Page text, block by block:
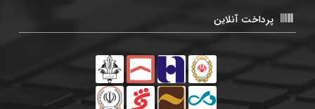
پرداخت آنلاین